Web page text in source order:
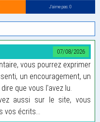
J’aime pas: 0
07/08/2026
vous pourrez exprimer
un encouragement, un
que vous l'avez lu.
aussi sur le site, vous
écrits...